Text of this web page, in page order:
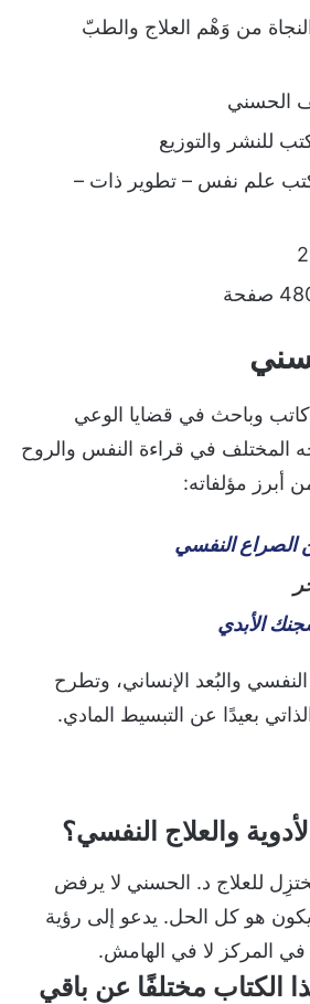
النجاة من وَهْم العلاج والطبّ
الحسني
للنشر والتوزيع
علم نفس – تطوير ذات –
وباحث في قضايا الوعي
المختلف في قراءة النفس والروح
أبرز مؤلفاته:
الصراع النفسي
الأبدي
والبُعد الإنساني، وتطرح
بعيدًا عن التبسيط المادي.
والعلاج النفسي؟
للعلاج د. الحسني لا يرفض
يكون هو كل الحل. يدعو إلى رؤية
في المركز لا في الهامش.
الكتاب مختلفًا عن باقي